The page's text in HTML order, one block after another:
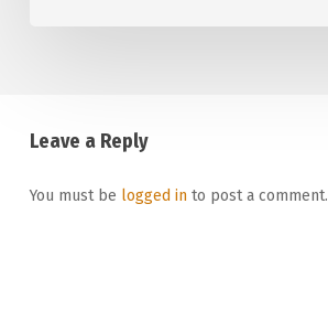
Leave a Reply
You must be logged into post a comment.